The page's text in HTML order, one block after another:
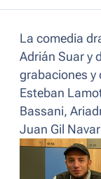
La comedia
Adrián Suar y
grabaciones y
Esteban
Bassani,
Juan Gil